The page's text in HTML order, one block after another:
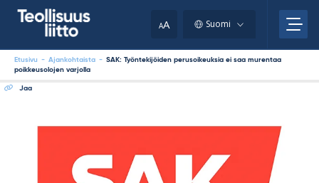
AA Suomi
Etusivu - Ajankohtaista - SAK: Työntekijöiden perusoikeuksia ei saa murentaa
poikkeusolojen varjolla
Jaa
clipboard.)